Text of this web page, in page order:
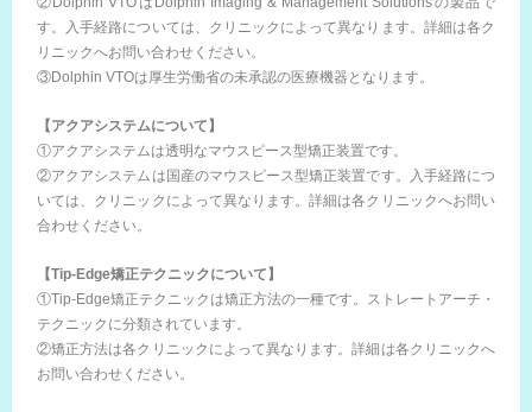
す。入手経路については、クリニックによって異なります。詳細は各ク
リニックへお問い合わせください。
③Dolphin VTOは厚生労働省の未承認の医療機器となります。
【アクアシステムについて】
①アクアシステムは透明なマウスピース型矯正装置です。
②アクアシステムは国産のマウスピース型矯正装置です。入手経路につ
いては、クリニックによって異なります。詳細は各クリニックへお問い
合わせください。
【Tip-Edge矯正テクニックについて】
①Tip-Edge矯正テクニックは矯正方法の一種です。ストレートアーチ・
テクニックに分類されています。
②矯正方法は各クリニックによって異なります。詳細は各クリニックへ
お問い合わせください。